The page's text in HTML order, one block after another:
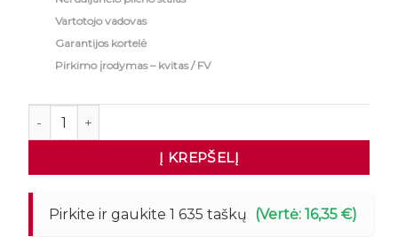
Vartotojo vadovas
Garantijos kortelė
Pirkimo įrodymas – kvitas / FV
produkto kiekis: Nerūdijančio plieno stalas 220x60x85cm
Į KREPŠELĮ
Pirkite ir gaukite 1 635 taškų (Vertė: 16,35 €)